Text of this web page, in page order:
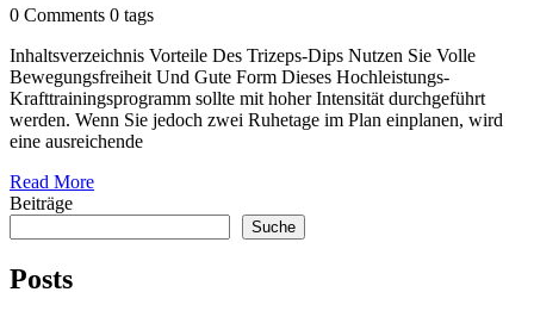
0 Comments 0 tags
Inhaltsverzeichnis Vorteile Des Trizeps-Dips Nutzen Sie Volle
Bewegungsfreiheit Und Gute Form Dieses Hochleistungs-
Krafttrainingsprogramm sollte mit hoher Intensität durchgeführt
werden. Wenn Sie jedoch zwei Ruhetage im Plan einplanen, wird
eine ausreichende
Read More
Beiträge
Suche
Posts